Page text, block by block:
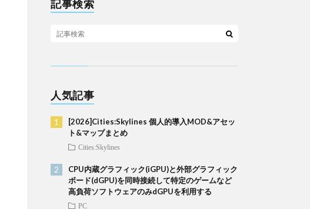
記事検索
人気記事
[2026]Cities:Skylines 個人的導入MOD&アセッ
ト&マップまとめ
Cities:Skylines
CPU内蔵グラフィック(iGPU)と外部グラフィック
ボード(dGPU)を同時接続して特定のゲームなど
高負荷ソフトウェアのみdGPUを利用する
PC